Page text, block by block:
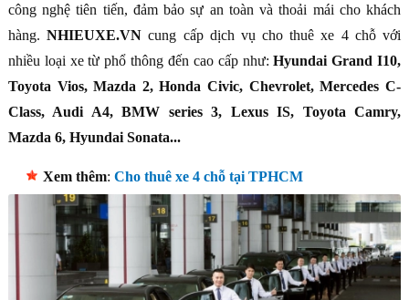
công nghệ tiên tiến, đảm bảo sự an toàn và thoải mái cho khách
hàng.NHIEUXE.VN cung cấp dịch vụ cho thuê xe 4 chỗ với
nhiều loại xe từ phổ thông đến cao cấp như:Hyundai Grand I10,
Toyota Vios, Mazda 2, Honda Civic, Chevrolet, Mercedes C-
Class, Audi A4, BMW series 3, Lexus IS, Toyota Camry,
Mazda 6, Hyundai Sonata...
Xem thêm: Cho thuê xe 4 chỗ tại TPHCM